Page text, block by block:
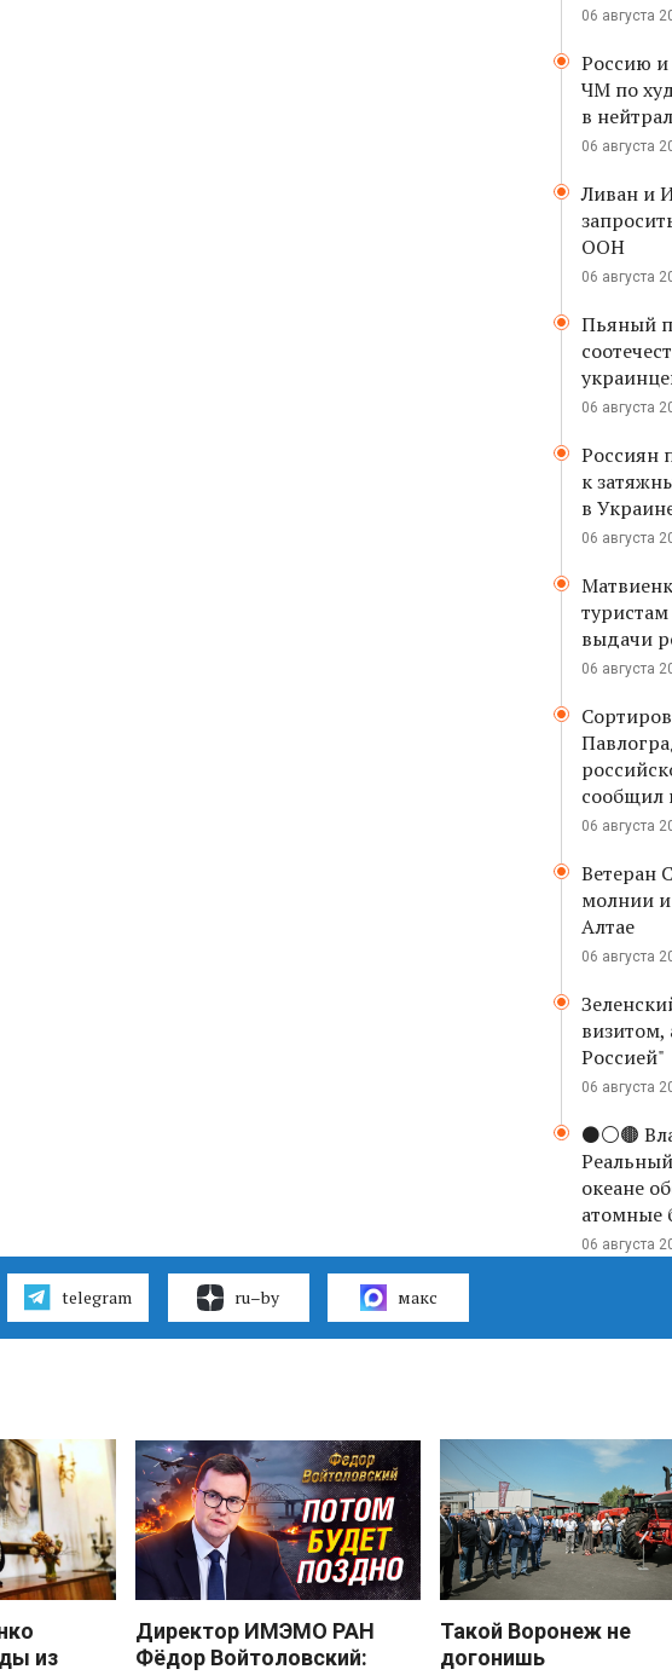
06 августа
Россию и
ЧМ по
в
06 августа
Ливан и
ООН
06 августа
Пьяный
06 августа
Россиян
к
в
06 августа
выдачи
06 августа
сообщил
06 августа
Ветеран
молнии
Алтае
06 августа
визитом,
Россией"
06 августа
⚫️⚪️🟤
океане
атомные
06 августа
telegram ru–by макс
из
Директор ИМЭМО РАН
Фёдор Войтоловский:
Такой Воронеж не
догонишь